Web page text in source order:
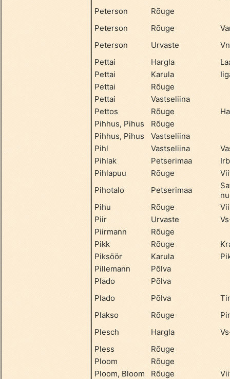
Peterson
Rõuge
Peterson
Rõuge
Peterson
Urvaste
Pettai
Hargla
Pettai
Karula
Pettai
Rõuge
Pettai
Vastseliina
Pettos
Rõuge
Pihhus, Pihus
Rõuge
Pihhus, Pihus
Vastseliina
Pihl
Vastseliina
Pihlak
Petserimaa
Pihlapuu
Rõuge
Pihotalo
Petserimaa
Pihu
Rõuge
Piir
Urvaste
Piirmann
Rõuge
Pikk
Rõuge
Piksöör
Karula
Pillemann
Põlva
Plado
Põlva
Plado
Põlva
Plakso
Rõuge
Plesch
Hargla
Pless
Rõuge
Ploom
Rõuge
Ploom, Bloom
Rõuge